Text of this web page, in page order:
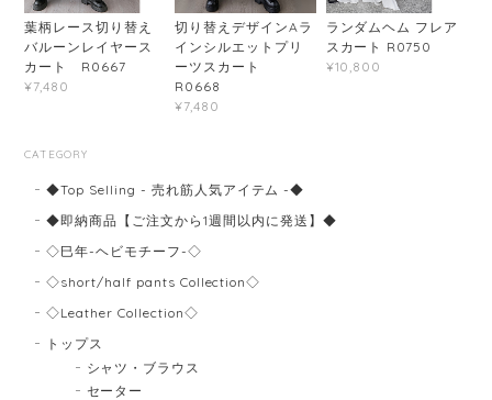
葉柄レース切り替え
バルーンレイヤース
カート R0667
¥7,480
切り替えデザインAラ
インシルエットプリ
ーツスカート
R0668
¥7,480
ランダムヘム フレア
スカート R0750
¥10,800
CATEGORY
◆Top Selling - 売れ筋人気アイテム -◆
◆即納商品【ご注文から1週間以内に発送】◆
◇巳年-ヘビモチーフ-◇
◇short/half pants Collection◇
◇Leather Collection◇
トップス
シャツ・ブラウス
セーター